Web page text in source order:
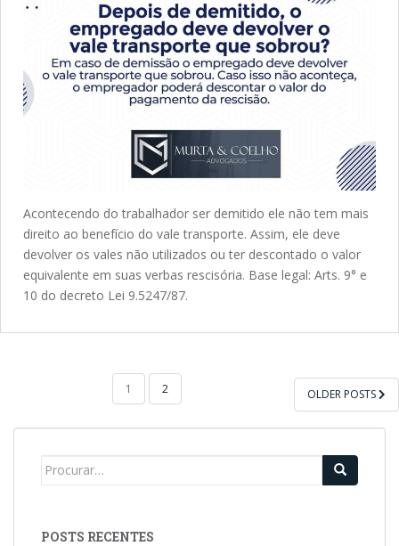
Acontecendo do trabalhador ser demitido ele não tem mais
direito ao benefício do vale transporte. Assim, ele deve
devolver os vales não utilizados ou ter descontado o valor
equivalente em suas verbas rescisória. Base legal: Arts. 9° e
10 do decreto Lei 9.5247/87.
1 2 OLDER POSTS
POSTS RECENTES